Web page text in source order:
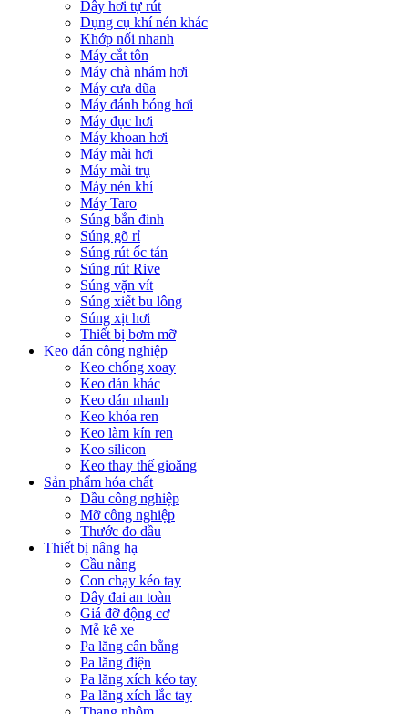
Dây hơi tự rút
Dụng cụ khí nén khác
Khớp nối nhanh
Máy cắt tôn
Máy chà nhám hơi
Máy cưa dũa
Máy đánh bóng hơi
Máy đục hơi
Máy khoan hơi
Máy mài hơi
Máy mài trụ
Máy nén khí
Máy Taro
Súng bắn đinh
Súng gõ rỉ
Súng rút ốc tán
Súng rút Rive
Súng vặn vít
Súng xiết bu lông
Súng xịt hơi
Thiết bị bơm mỡ
Keo dán công nghiệp
Keo chống xoay
Keo dán khác
Keo dán nhanh
Keo khóa ren
Keo làm kín ren
Keo silicon
Keo thay thế gioăng
Sản phẩm hóa chất
Dầu công nghiệp
Mỡ công nghiệp
Thước đo dầu
Thiết bị nâng hạ
Cầu nâng
Con chạy kéo tay
Dây đai an toàn
Giá đỡ động cơ
Mễ kê xe
Pa lăng cân bằng
Pa lăng điện
Pa lăng xích kéo tay
Pa lăng xích lắc tay